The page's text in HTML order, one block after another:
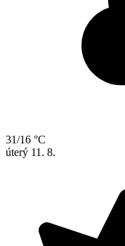
31/16 °C
úterý 11. 8.